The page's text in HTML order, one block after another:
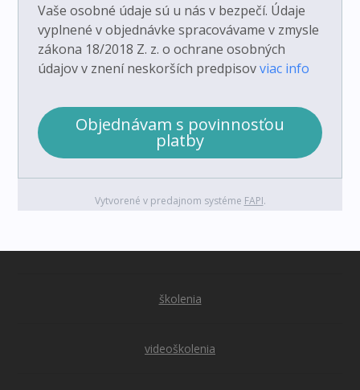
Vaše osobné údaje sú u nás v bezpečí. Údaje
vyplnené v objednávke spracovávame v zmysle
zákona 18/2018 Z. z. o ochrane osobných
údajov v znení neskorších predpisovviac info
Objednávam s povinnosťou
platby
Vytvorené v predajnom systéme FAPI.
školenia
videoškolenia